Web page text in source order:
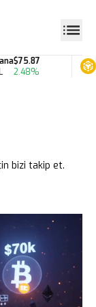
$609.46
2.84%
bizi takip et.